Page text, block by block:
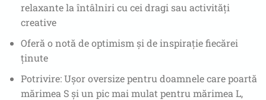
relaxante la întâlniri cu cei dragi sau activități
creative
Oferă o notă de optimism și de inspirație fiecărei
ținute
Potrivire: Ușor oversize pentru doamnele care poartă
mărimea S și un pic mai mulat pentru mărimea L,